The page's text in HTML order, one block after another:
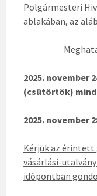
Polgármesteri
ablakában, az
2025. november
(csütörtök)
2025. november
Kérjük az érintett
vásárlási-
időpontban